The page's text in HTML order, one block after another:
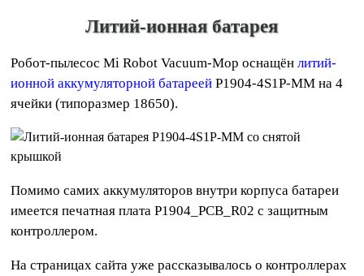
Литий-ионная батарея
Робот-пылесос Mi Robot Vacuum-Mop оснащёнлитий-
ионной аккумуляторной батареей P1904-4S1P-MM на 4
ячейки (типоразмер 18650).
Помимо самих аккумуляторов внутри корпуса батареи
имеется печатная плата P1904_PCB_R02 с защитным
контроллером.
На страницах сайта уже рассказывалось о контроллерах